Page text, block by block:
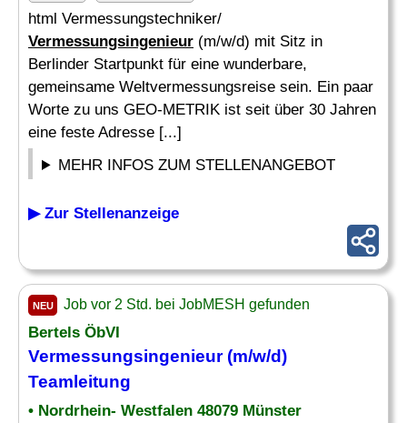
html Vermessungstechniker/
Vermessungsingenieur (m/w/d) mit Sitz in
Berlinder Startpunkt für eine wunderbare,
gemeinsame Weltvermessungsreise sein. Ein paar
Worte zu uns GEO-METRIK ist seit über 30 Jahren
eine feste Adresse [...]
MEHR INFOS ZUM STELLENANGEBOT
▶ Zur Stellenanzeige
NEU Job vor 2 Std. bei JobMESH gefunden
Bertels ÖbVI
Vermessungsingenieur(m/w/d)
Teamleitung
• Nordrhein- Westfalen 48079 Münster